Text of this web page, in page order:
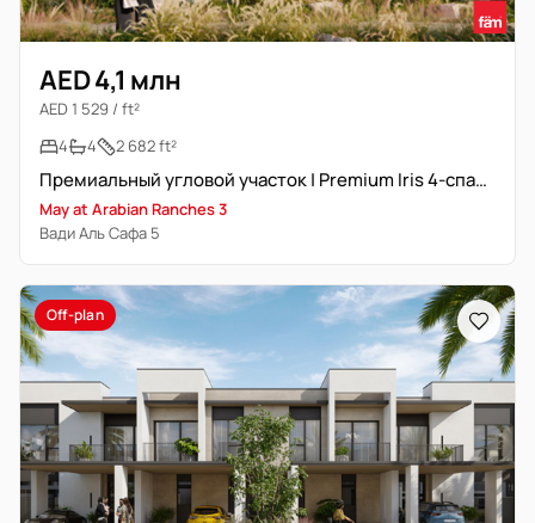
AED 4,1 млн
AED 1 529 / ft²
4
4 2 682 ft²
Премиальный угловой участок | Premium Iris 4-спальня
May at Arabian Ranches 3
Вади Аль Сафа 5
Off-plan